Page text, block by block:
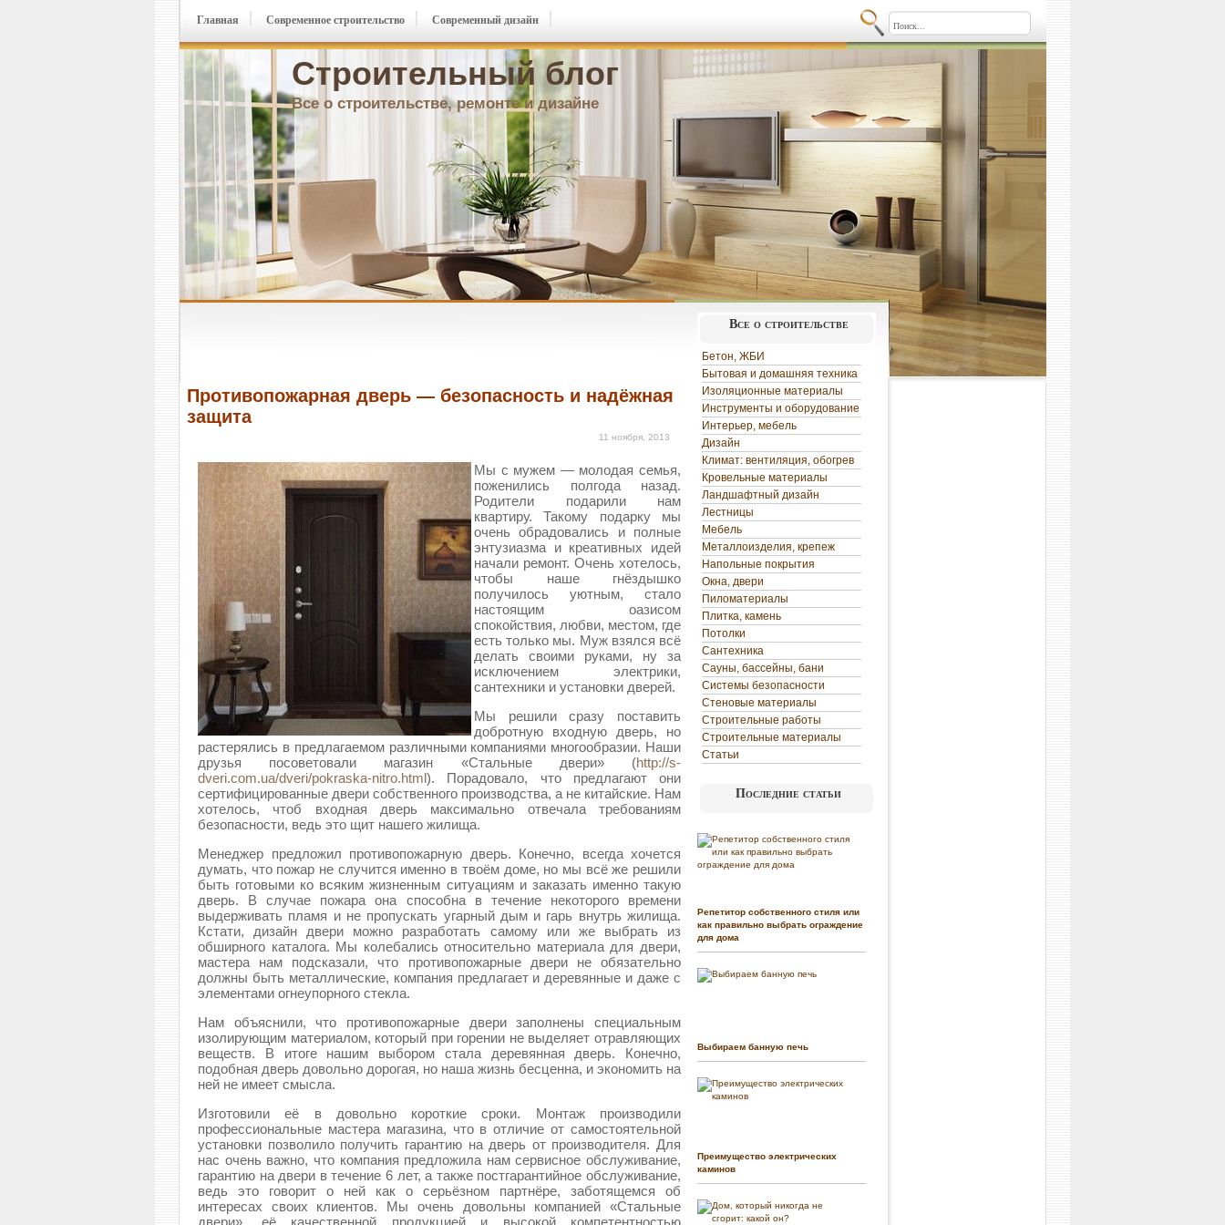
Строительный блог
Все о строительстве, ремонте и дизайне
Главная Современное строительство Современный дизайн
Противопожарная дверь — безопасность и надёжная
защита
11 ноября, 2013
Мы с мужем — молодая семья,
поженились полгода назад.
Родители подарили нам
квартиру. Такому подарку мы
очень обрадовались и полные
энтузиазма и креативных идей
начали ремонт. Очень хотелось,
чтобы наше гнёздышко
получилось уютным, стало
настоящим оазисом
спокойствия, любви, местом, где
есть только мы. Муж взялся всё
делать своими руками, ну за
исключением электрики,
сантехники и установки дверей.
Мы решили сразу поставить
добротную входную дверь, но
растерялись в предлагаемом различными компаниями многообразии. Наши
друзья посоветовали магазин «Стальные двери» (http://s-
dveri.com.ua/dveri/pokraska-nitro.html). Порадовало, что предлагают они
сертифицированные двери собственного производства, а не китайские. Нам
хотелось, чтоб входная дверь максимально отвечала требованиям
безопасности, ведь это щит нашего жилища.
Менеджер предложил противопожарную дверь. Конечно, всегда хочется
думать, что пожар не случится именно в твоём доме, но мы всё же решили
быть готовыми ко всяким жизненным ситуациям и заказать именно такую
дверь. В случае пожара она способна в течение некоторого времени
выдерживать пламя и не пропускать угарный дым и гарь внутрь жилища.
Кстати, дизайн двери можно разработать самому или же выбрать из
обширного каталога. Мы колебались относительно материала для двери,
мастера нам подсказали, что противопожарные двери не обязательно
должны быть металлические, компания предлагает и деревянные и даже с
элементами огнеупорного стекла.
Нам объяснили, что противопожарные двери заполнены специальным
изолирующим материалом, который при горении не выделяет отравляющих
веществ. В итоге нашим выбором стала деревянная дверь. Конечно,
подобная дверь довольно дорогая, но наша жизнь бесценна, и экономить на
ней не имеет смысла.
Изготовили её в довольно короткие сроки. Монтаж производили
профессиональные мастера магазина, что в отличие от самостоятельной
установки позволило получить гарантию на дверь от производителя. Для
нас очень важно, что компания предложила нам сервисное обслуживание,
гарантию на двери в течение 6 лет, а также постгарантийное обслуживание,
ведь это говорит о ней как о серьёзном партнёре, заботящемся об
интересах своих клиентов. Мы очень довольны компанией «Стальные
двери», её качественной продукцией и высокой компетентностью
Все о строительстве
Бетон, ЖБИ
Бытовая и домашняя техника
Изоляционные материалы
Инструменты и оборудование
Интерьер, мебель
Дизайн
Климат: вентиляция, обогрев
Кровельные материалы
Ландшафтный дизайн
Лестницы
Мебель
Металлоизделия, крепеж
Напольные покрытия
Окна, двери
Пиломатериалы
Плитка, камень
Потолки
Сантехника
Сауны, бассейны, бани
Системы безопасности
Стеновые материалы
Строительные работы
Строительные материалы
Статьи
Последние статьи
Репетитор собственного стиля или
как правильно выбрать ограждение
для дома
Выбираем банную печь
Преимущество электрических
каминов